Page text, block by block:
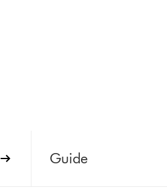
Guide